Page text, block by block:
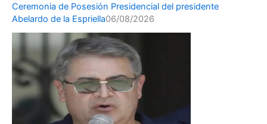
Ceremonia de Posesión Presidencial del presidente
Abelardo de la Espriella06/08/2026